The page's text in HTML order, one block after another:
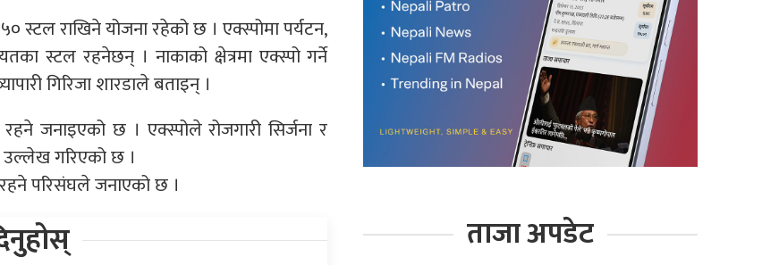
स्टल राखिने योजना रहेको छ । एक्स्पोमा पर्यटन,
स्टल रहनेछन् । नाकाको क्षेत्रमा एक्स्पो गर्ने
गिरिजा शारडाले बताइन् ।
जनाइएको छ । एक्स्पोले रोजगारी सिर्जना र
उल्लेख गरिएको छ ।
परिसंघले जनाएको छ ।
ताजा अपडेट